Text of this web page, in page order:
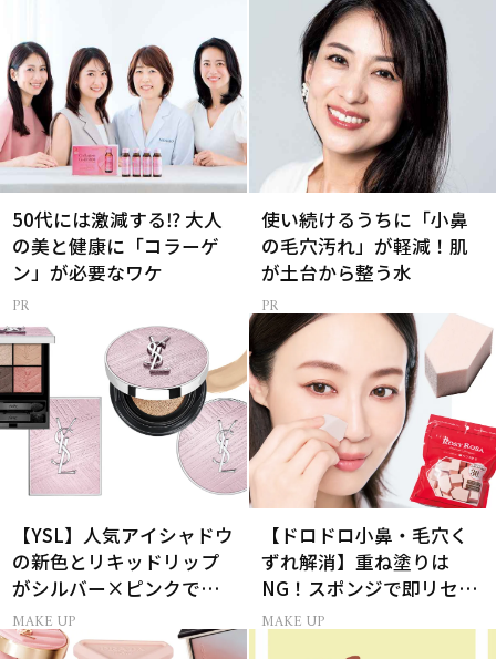
50代には激減する⁉ 大人
の美と健康に「コラーゲ
ン」が必要なワケ
使い続けるうちに「小鼻
の毛穴汚れ」が軽減！肌
が土台から整う水
【YSL】人気アイシャドウ
の新色とリキッドリップ
がシルバー×ピンクで輝
く限定パッケージで登
場！
MAKE UP
【ドロドロ小鼻・毛穴く
ずれ解消】重ね塗りは
NG！スポンジで即リセッ
トするプロ技
MAKE UP